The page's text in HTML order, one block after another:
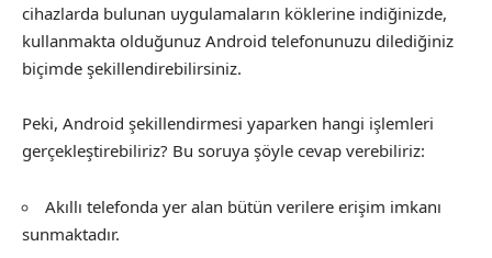
cihazlarda bulunan uygulamaların köklerine indiğinizde,
kullanmakta olduğunuz Android telefonunuzu dilediğiniz
biçimde şekillendirebilirsiniz.
Peki, Android şekillendirmesi yaparken hangi işlemleri
gerçekleştirebiliriz? Bu soruya şöyle cevap verebiliriz:
Akıllı telefonda yer alan bütün verilere erişim imkanı
sunmaktadır.